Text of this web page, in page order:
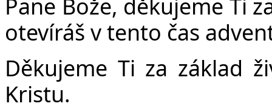
Pane Bože, děkujeme Ti
otevíráš v tento čas
Děkujeme Ti za základ
Kristu.